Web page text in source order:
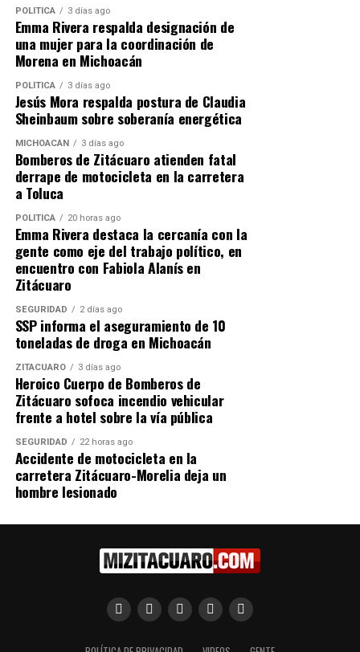
El director del festival, Ermes Giaco, explicó que Umbra
es resultado de seis meses de trabajo y que el cine se
crea frente al público. Giaco agradeció el apoyo de la
Secum, obtenido a través de la Convocatoria de Apoyo a
Festivales y Muestras de Cine en Michoacán.
Los productores Dante Báez Saavedra y Daniel Martínez
Villegas indicaron que el programa Nigredo³, que se
presentará en el Melchor Ocampo, vinculará tecnología
y arte contemporáneo, enfocándose en la creación
colectiva desde una perspectiva latinoamericana. Por su
parte, la curadora Virginia Rico Meneses subrayó la
importancia de ofrecer espacios para artistas que
experimentan con nuevos lenguajes digitales.
Esta edición del festival incluye la participación de 15
artistas con nueve piezas de cine vivo, entre ellos Nox
Lumina, Fracturas Comunes, Lucas Henríquez,
Cordilleras y Melancólicas.
Los boletos tienen un costo de 180 pesos en preventa y
250 pesos el día del evento, y la Secum indicó que se
pueden adquirir a través de la página oficial de
Instagram:https://www.instagram.com/umbraav?
igsh=MTNwZ3BhYzNjZ3NubQ==.
MiZitácuaro
POLÍTICA 3 días ago
Emma Rivera respalda designación de
una mujer para la coordinación de
Morena en Michoacán
POLÍTICA 3 días ago
Jesús Mora respalda postura de Claudia
Sheinbaum sobre soberanía energética
MICHOACÁN 3 días ago
Bomberos de Zitácuaro atienden fatal
derrape de motocicleta en la carretera
a Toluca
POLÍTICA 20 horas ago
Emma Rivera destaca la cercanía con la
gente como eje del trabajo político, en
encuentro con Fabiola Alanís en
Zitácuaro
SEGURIDAD 2 días ago
SSP informa el aseguramiento de 10
toneladas de droga en Michoacán
ZITÁCUARO 3 días ago
Heroico Cuerpo de Bomberos de
Zitácuaro sofoca incendio vehicular
frente a hotel sobre la vía pública
SEGURIDAD 22 horas ago
Accidente de motocicleta en la
carretera Zitácuaro-Morelia deja un
hombre lesionado